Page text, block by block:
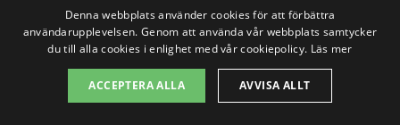
hittar rätt specialister i Klevshult?
Lyckligtvis finns det flera
omkringliggande städer där du kan söka
Denna webbplats använder cookies för att förbättra
användarupplevelsen. Genom att använda vår webbplats samtycker
du till alla cookies i enlighet med vår cookiepolicy. Läs mer
ACCEPTERA ALLA AVVISA ALLT